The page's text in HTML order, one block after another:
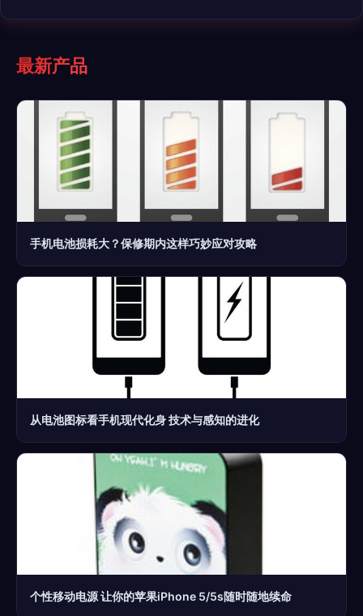
最新产品
手机电池损耗大？保修期内这样巧妙应对攻略
从电池图标看手机现代化身 技术与感知的进化
个性移动电源 让你的苹果iPhone 5/5s随时随地续命